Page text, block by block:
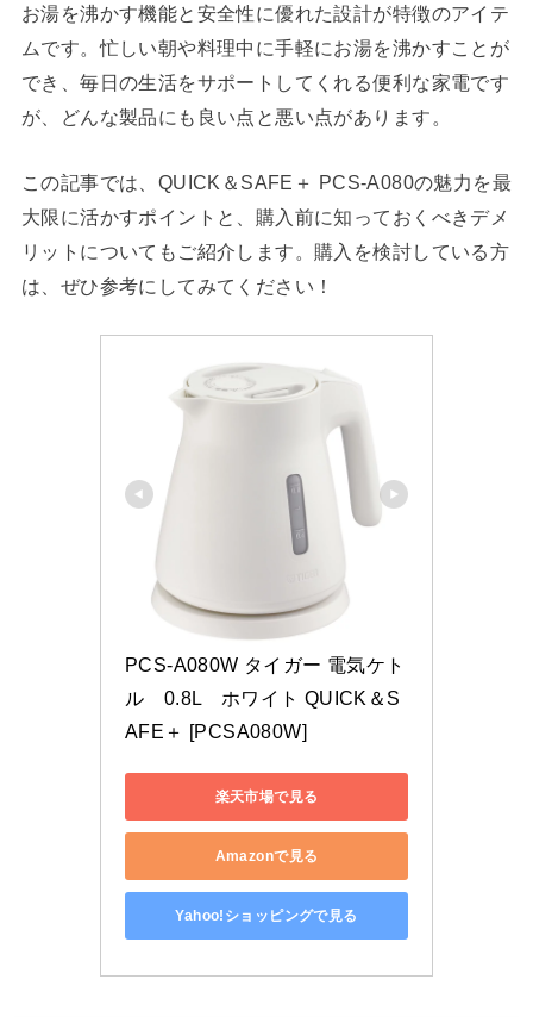
お湯を沸かす機能と安全性に優れた設計が特徴のアイテ
ムです。忙しい朝や料理中に手軽にお湯を沸かすことが
でき、毎日の生活をサポートしてくれる便利な家電です
が、どんな製品にも良い点と悪い点があります。
この記事では、QUICK＆SAFE＋ PCS-A080の魅力を最
大限に活かすポイントと、購入前に知っておくべきデメ
リットについてもご紹介します。購入を検討している方
は、ぜひ参考にしてみてください！
PCS-A080W タイガー 電気ケト
ル　0.8L　ホワイト QUICK＆S
AFE＋ [PCSA080W]
楽天市場で見る
Amazonで見る
Yahoo!ショッピングで見る